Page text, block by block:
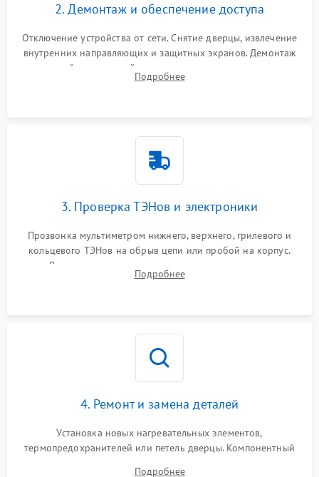
2. Демонтаж и обеспечение доступа
Отключение устройства от сети. Снятие дверцы, извлечение
внутренних направляющих и защитных экранов. Демонтаж
задней или верхней панели для прямого доступа к
нагревательным элементам, плате и вентиляторам.
Подробнее
3. Проверка ТЭНов и электроники
Прозвонка мультиметром нижнего, верхнего, грилевого и
кольцевого ТЭНов на обрыв цепи или пробой на корпус.
Диагностика термостата, датчиков температуры,
переключателя режимов и мотора конвекции.
Подробнее
4. Ремонт и замена деталей
Установка новых нагревательных элементов,
термопредохранителей или петель дверцы. Компонентный
Подробнее